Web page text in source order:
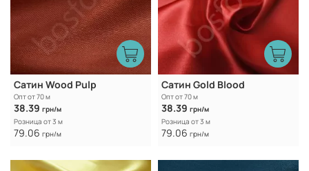
Сатин Wood Pulp
Опт от 70 м
38.39 грн/м
Розница от 3 м
79.06 грн/м
Caтин Gold Blood
Опт от 70 м
38.39 грн/м
Розница от 3 м
79.06 грн/м